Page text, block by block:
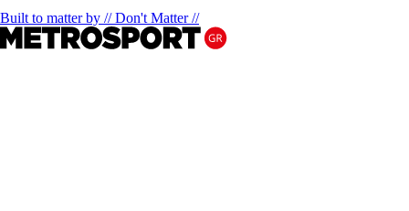
Built to matter by // Don't Matter //